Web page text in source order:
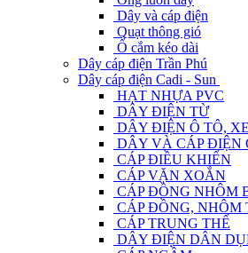
Dây và cáp điện
Quạt thông gió
Ổ cắm kéo dài
Dây cáp điện Trần Phú
Dây cáp điện Cadi - Sun
HẠT NHỰA PVC
DÂY ĐIỆN TỪ
DÂY ĐIỆN Ô TÔ,
DÂY VÀ CÁP ĐIỆN
CÁP ĐIỀU KHIỂN
CÁP VẶN XOẮN
CÁP ĐỒNG NHÔM
CÁP ĐỒNG, NHÔM
CÁP TRUNG THẾ
DÂY ĐIỆN DÂN